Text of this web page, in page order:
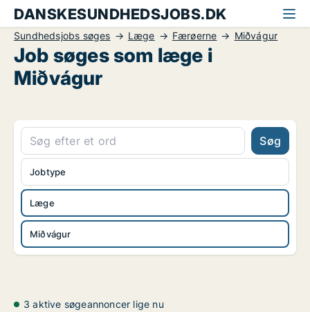
DANSKESUNDHEDSJOBS.DK
Sundhedsjobs søges Læge Færøerne Miðvágur
Job søges som læge i
Miðvágur
Søg
Læge
Miðvágur
Jobtype
3 aktive søgeannoncer lige nu